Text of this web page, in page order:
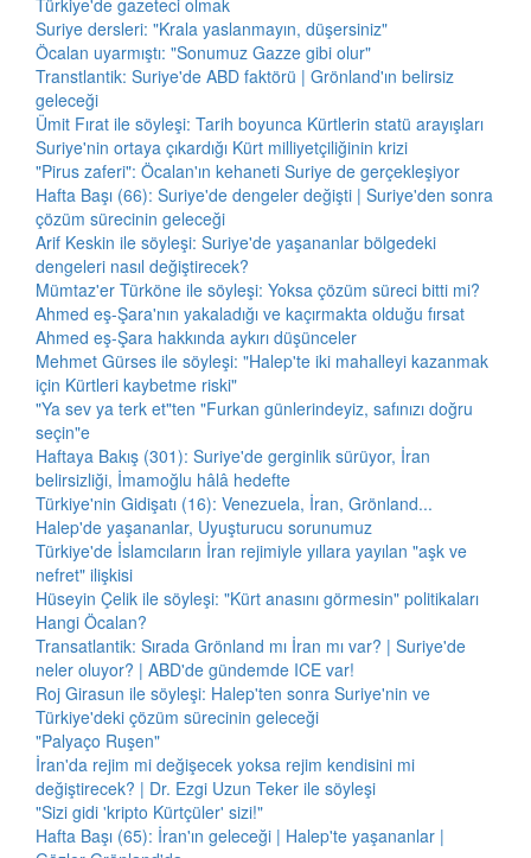
Türkiye'de gazeteci olmak
Suriye dersleri: "Krala yaslanmayın, düşersiniz"
Öcalan uyarmıştı: "Sonumuz Gazze gibi olur"
Transtlantik: Suriye'de ABD faktörü | Grönland'ın belirsiz
geleceği
Ümit Fırat ile söyleşi: Tarih boyunca Kürtlerin statü arayışları
Suriye'nin ortaya çıkardığı Kürt milliyetçiliğinin krizi
"Pirus zaferi": Öcalan'ın kehaneti Suriye de gerçekleşiyor
Hafta Başı (66): Suriye'de dengeler değişti | Suriye'den sonra
çözüm sürecinin geleceği
Arif Keskin ile söyleşi: Suriye'de yaşananlar bölgedeki
dengeleri nasıl değiştirecek?
Mümtaz'er Türköne ile söyleşi: Yoksa çözüm süreci bitti mi?
Ahmed eş-Şara'nın yakaladığı ve kaçırmakta olduğu fırsat
Ahmed eş-Şara hakkında aykırı düşünceler
Mehmet Gürses ile söyleşi: "Halep'te iki mahalleyi kazanmak
için Kürtleri kaybetme riski"
"Ya sev ya terk et"ten "Furkan günlerindeyiz, safınızı doğru
seçin"e
Haftaya Bakış (301): Suriye'de gerginlik sürüyor, İran
belirsizliği, İmamoğlu hâlâ hedefte
Türkiye'nin Gidişatı (16): Venezuela, İran, Grönland...
Halep'de yaşananlar, Uyuşturucu sorunumuz
Türkiye'de İslamcıların İran rejimiyle yıllara yayılan "aşk ve
nefret" ilişkisi
Hüseyin Çelik ile söyleşi: "Kürt anasını görmesin" politikaları
Hangi Öcalan?
Transatlantik: Sırada Grönland mı İran mı var? | Suriye'de
neler oluyor? | ABD'de gündemde ICE var!
Roj Girasun ile söyleşi: Halep'ten sonra Suriye'nin ve
Türkiye'deki çözüm sürecinin geleceği
"Palyaço Ruşen"
İran'da rejim mi değişecek yoksa rejim kendisini mi
değiştirecek? | Dr. Ezgi Uzun Teker ile söyleşi
"Sizi gidi 'kripto Kürtçüler' sizi!"
Hafta Başı (65): İran'ın geleceği | Halep'te yaşananlar |